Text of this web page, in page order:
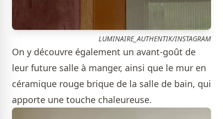
LUMINAIRE_AUTHENTIK/INSTAGRAM
On y découvre également un avant-goût de
leur future salle à manger, ainsi que le mur en
céramique rouge brique de la salle de bain, qui
apporte une touche chaleureuse.